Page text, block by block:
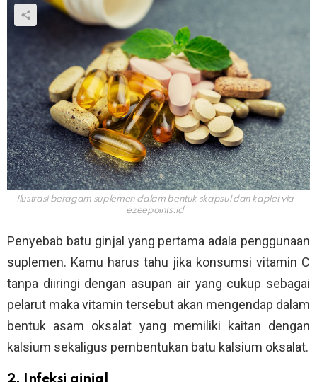
Ilustrasi beragam suplemen dalam bentuk skapsul dan kaplet via
ezeepoints.id
Penyebab batu ginjal yang pertama adala penggunaan
suplemen. Kamu harus tahu jika konsumsi vitamin C
tanpa diiringi dengan asupan air yang cukup sebagai
pelarut maka vitamin tersebut akan mengendap dalam
bentuk asam oksalat yang memiliki kaitan dengan
kalsium sekaligus pembentukan batu kalsium oksalat.
2. Infeksi ginjal